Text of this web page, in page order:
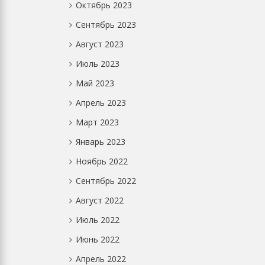
Октябрь 2023
Сентябрь 2023
Август 2023
Июль 2023
Май 2023
Апрель 2023
Март 2023
Январь 2023
Ноябрь 2022
Сентябрь 2022
Август 2022
Июль 2022
Июнь 2022
Апрель 2022